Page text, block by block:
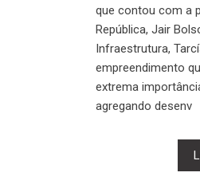
que contou com a
República, Jair
Infraestrutura,
empreendimento
extrema
agregando desenv